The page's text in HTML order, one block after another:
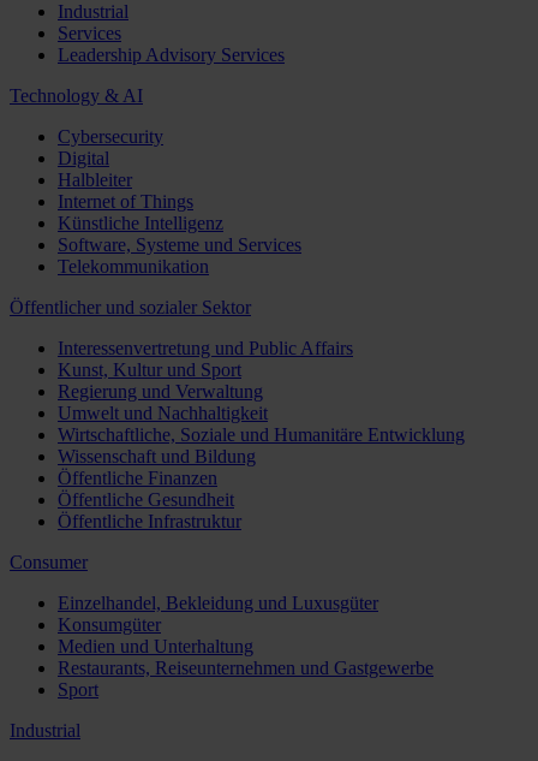
Industrial
Services
Leadership Advisory Services
Technology & AI
Cybersecurity
Digital
Halbleiter
Internet of Things
Künstliche Intelligenz
Software, Systeme und Services
Telekommunikation
Öffentlicher und sozialer Sektor
Interessenvertretung und Public Affairs
Kunst, Kultur und Sport
Regierung und Verwaltung
Umwelt und Nachhaltigkeit
Wirtschaftliche, Soziale und Humanitäre Entwicklung
Wissenschaft und Bildung
Öffentliche Finanzen
Öffentliche Gesundheit
Öffentliche Infrastruktur
Consumer
Einzelhandel, Bekleidung und Luxusgüter
Konsumgüter
Medien und Unterhaltung
Restaurants, Reiseunternehmen und Gastgewerbe
Sport
Industrial